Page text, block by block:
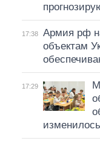
17:38
Армия рф
объектам
17:29
изменилось